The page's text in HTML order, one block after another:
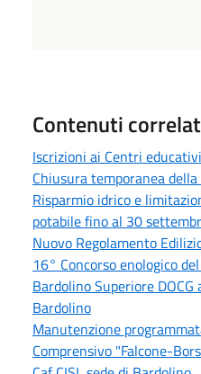
Contenuti
Iscrizioni ai Centri
Chiusura temporanea
Risparmio idrico e
potabile fino al 30
Nuovo Regolamento
16° Concorso enologico
Bardolino Superiore
Bardolino
Manutenzione
Comprensivo "Falcone-